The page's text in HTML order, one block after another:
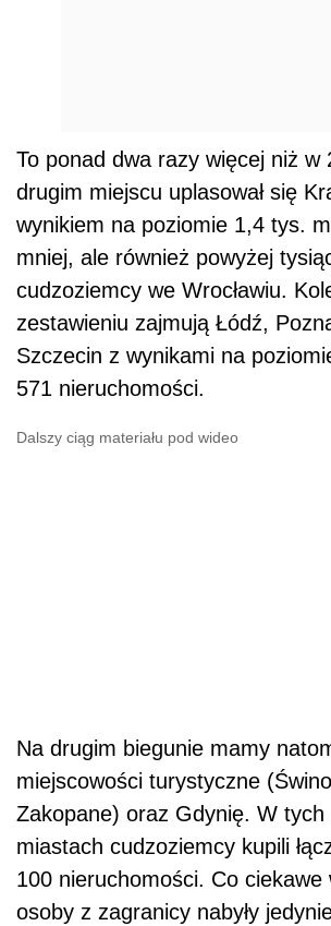
To ponad dwa razy więcej niż w
drugim miejscu uplasował się
wynikiem na poziomie 1,4 tys.
mniej, ale również powyżej
cudzoziemcy we Wrocławiu.
zestawieniu zajmują Łódź,
Szczecin z wynikami na
571 nieruchomości.
Dalszy ciąg materiału pod wideo
Na drugim biegunie mamy
miejscowości turystyczne
Zakopane) oraz Gdynię. W tych
miastach cudzoziemcy kupili
100 nieruchomości. Co ciekawe
osoby z zagranicy nabyły